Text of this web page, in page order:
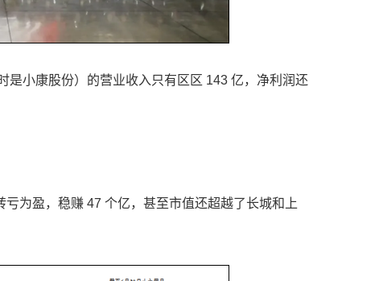
小康股份）的营业收入只有区区 143 亿，净利润还
为盈，稳赚 47 个亿，甚至市值还超越了长城和上